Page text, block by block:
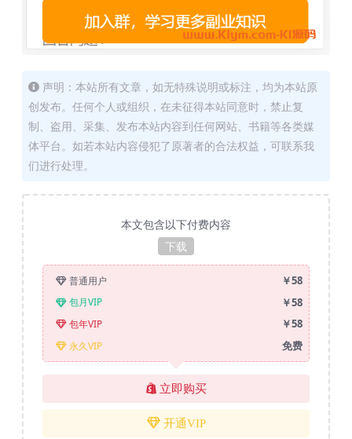
声明：本站所有文章，如无特殊说明或标注，均为本站原
创发布。任何个人或组织，在未征得本站同意时，禁止复
制、盗用、采集、发布本站内容到任何网站、书籍等各类媒
体平台。如若本站内容侵犯了原著者的合法权益，可联系我
们进行处理。
本文包含以下付费内容
下载
普通用户 ￥58
包月VIP ￥58
包年VIP ￥58
永久VIP 免费
立即购买
开通VIP